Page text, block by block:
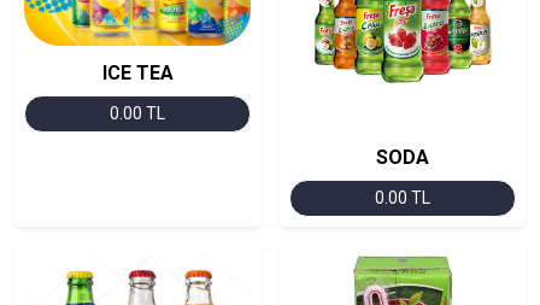
ICE TEA
0.00 TL
SODA
0.00 TL